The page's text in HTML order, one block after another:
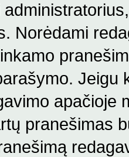
Norėdami
Jeigu
apačioje
pranešimas